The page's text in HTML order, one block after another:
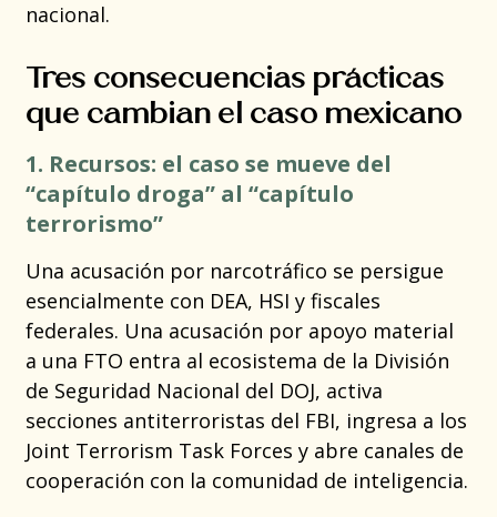
nacional.
Tres consecuencias prácticas
que cambian el caso mexicano
1. Recursos: el caso se mueve del
“capítulo droga” al “capítulo
terrorismo”
Una acusación por narcotráfico se persigue
esencialmente con DEA, HSI y fiscales
federales. Una acusación por apoyo material
a una FTO entra al ecosistema de la División
de Seguridad Nacional del DOJ, activa
secciones antiterroristas del FBI, ingresa a los
Joint Terrorism Task Forces y abre canales de
cooperación con la comunidad de inteligencia.